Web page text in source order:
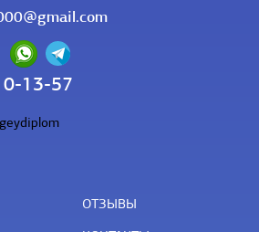
13-57
ОТЗЫВЫ